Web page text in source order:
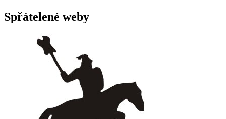
Spřátelené weby